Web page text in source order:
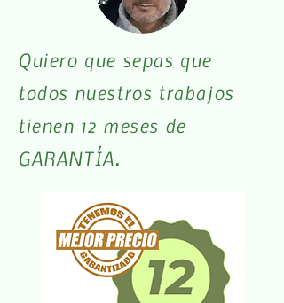
Quiero que sepas que
todos nuestros trabajos
tienen 12 meses de
GARANTÍA.